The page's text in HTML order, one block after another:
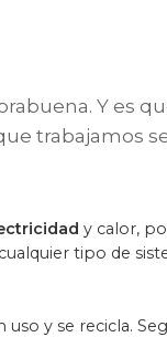
Y es
trabajamos
y calor,
tipo de
uso y se recicla.